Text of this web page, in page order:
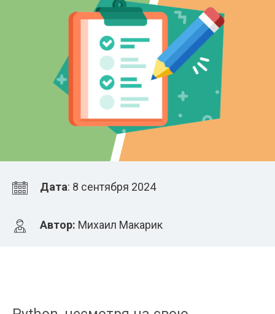
Дата: 8 сентября 2024
Автор: Михаил Макарик